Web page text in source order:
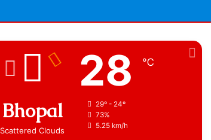
Bhopal
Scattered Clouds
28 ℃
29º - 24º
73%
5.25 km/h